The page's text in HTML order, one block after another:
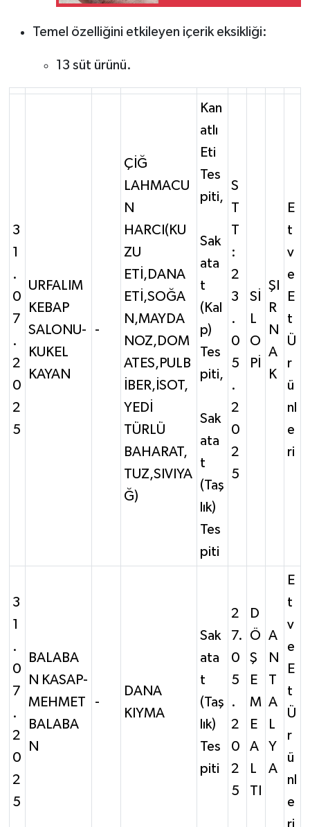
Temel özelliğini etkileyen içerik eksikliği:
13 süt ürünü.
3
1
.
0
7
.
2
0
2
5
URFALIM
KEBAP
SALONU-
KUKEL
KAYAN
-
ÇİĞ
LAHMACU
N
HARCI(KU
ZU
ETİ,DANA
ETİ,SOĞA
N,MAYDA
NOZ,DOM
ATES,PULB
İBER,İSOT,
YEDİ
TÜRLÜ
BAHARAT,
TUZ,SIVIYA
Ğ)
Kan
atlı
Eti
Tes
piti,
Sak
ata
t
(Kal
p)
Tes
piti,
Sak
ata
t
(Taş
lık)
Tes
piti
S
T
T
:
2
3
.
0
5
.
2
0
2
5
Sİ
L
O
Pİ
ŞI
R
N
A
K
E
t
v
e
E
t
Ü
r
ü
nl
e
ri
3
1
.
0
7
.
2
0
2
5
BALABA
N KASAP-
MEHMET
BALABA
N
-
DANA
KIYMA
Sak
ata
t
(Taş
lık)
Tes
piti
2
7.
0
5
.
2
0
2
5
D
Ö
Ş
E
M
E
A
L
TI
A
N
T
A
L
Y
A
E
t
v
e
E
t
Ü
r
ü
nl
e
ri